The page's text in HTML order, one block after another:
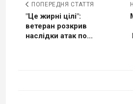
ПОПЕРЕДНЯ СТАТТЯ
"Це жирні цілі":
ветеран розкрив
наслідки атак по...